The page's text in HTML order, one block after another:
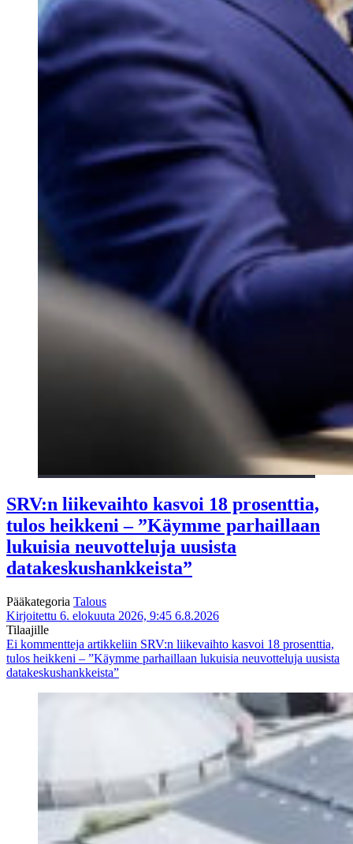
SRV:n liikevaihto kasvoi 18 prosenttia,
tulos heikkeni – ”Käymme parhaillaan
lukuisia neuvotteluja uusista
datakeskushankkeista”
Pääkategoria Talous
Kirjoitettu 6. elokuuta 2026, 9:45 6.8.2026
Tilaajille
Ei kommentteja artikkeliin SRV:n liikevaihto kasvoi 18 prosenttia,
tulos heikkeni – ”Käymme parhaillaan lukuisia neuvotteluja uusista
datakeskushankkeista”